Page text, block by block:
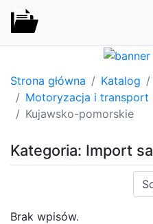
Strona główna Katalog
Motoryzacja i transport
Kujawsko-pomorskie
Kategoria: Import
Brak wpisów.